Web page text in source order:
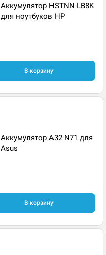
Аккумулятор HSTNN-LB8K
для ноутбуков HP
В корзину
Аккумулятор A32-N71 для
Asus
В корзину